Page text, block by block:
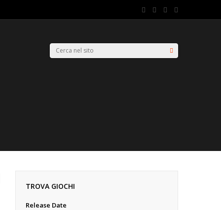
TROVA GIOCHI
Release Date